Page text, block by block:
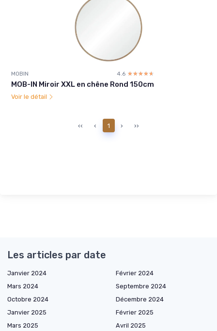
MOBIN 4.6 ☆☆☆☆☆
★★★★★
MOB-IN Miroir XXL en chêne Rond 150cm
Voir le détail
‹‹ ‹ 1 › ››
Les articles par date
Janvier 2024
Février 2024
Mars 2024
Septembre 2024
Octobre 2024
Décembre 2024
Janvier 2025
Février 2025
Mars 2025
Avril 2025